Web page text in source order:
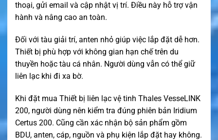
thoại, gửi email và cập nhật vị trí. Điều này hỗ trợ vận
hành và nâng cao an toàn.
Đối với tàu giải trí, anten nhỏ giúp việc lắp đặt dễ hơn.
Thiết bị phù hợp với không gian hạn chế trên du
thuyền hoặc tàu cá nhân. Người dùng vẫn có thể giữ
liên lạc khi đi xa bờ.
Khi đặt mua Thiết bị liên lạc vệ tinh Thales VesseLINK
200, người dùng nên kiểm tra đúng phiên bản Iridium
Certus 200. Cũng cần xác nhận bộ sản phẩm gồm
BDU, anten, cáp, nguồn và phụ kiện lắp đặt hay không.